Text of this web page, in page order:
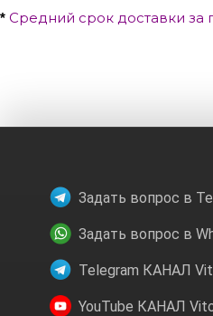
* Средний срок доставки за
Задать вопрос в
Задать вопрос в
Telegram КАНАЛ
YouTube КАНАЛ